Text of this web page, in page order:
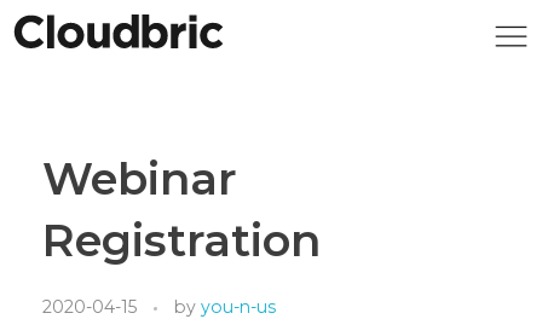
Webinar
Registration
2020-04-15 by you-n-us